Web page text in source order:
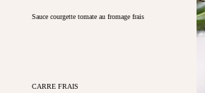
Sauce courgette tomate au fromage frais
CARRE FRAIS